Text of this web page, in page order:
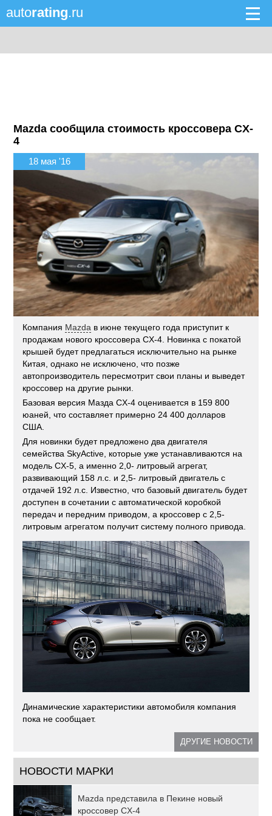
autorating.ru
Mazda сообщила стоимость кроссовера CX-
4
18 мая '16
Компания Mazda в июне текущего года приступит к
продажам нового кроссовера CX-4. Новинка с покатой
крышей будет предлагаться исключительно на рынке
Китая, однако не исключено, что позже
автопроизводитель пересмотрит свои планы и выведет
кроссовер на другие рынки.
Базовая версия Мазда CX-4 оценивается в 159 800
юаней, что составляет примерно 24 400 долларов
США.
Для новинки будет предложено два двигателя
семейства SkyActive, которые уже устанавливаются на
модель CX-5, а именно 2,0- литровый агрегат,
развивающий 158 л.с. и 2,5- литровый двигатель с
отдачей 192 л.с. Известно, что базовый двигатель будет
доступен в сочетании с автоматической коробкой
передач и передним приводом, а кроссовер с 2,5-
литровым агрегатом получит систему полного привода.
Динамические характеристики автомобиля компания
пока не сообщает.
ДРУГИЕ НОВОСТИ
НОВОСТИ МАРКИ
Mazda представила в Пекине новый
кроссовер CX-4